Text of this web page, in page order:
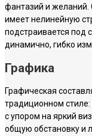
фантазий и желаний.
имеет нелинейную
подстраивается под
динамично, гибко
Графика
Графическая
традиционном
с упором на яркий
общую обстановку и